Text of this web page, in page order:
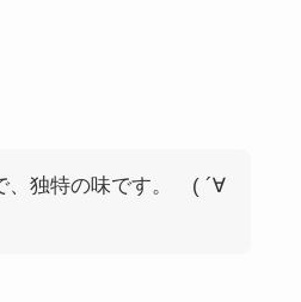
、独特の味です。 ( ´∀